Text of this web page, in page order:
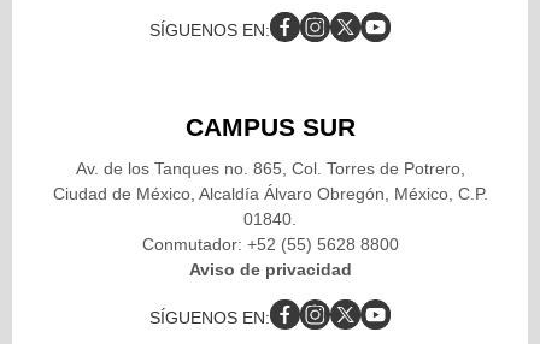
SÍGUENOS EN:
CAMPUS SUR
Av. de los Tanques no. 865, Col. Torres de Potrero,
Ciudad de México, Alcaldía Álvaro Obregón, México, C.P.
01840.
Conmutador: +52 (55) 5628 8800
Aviso de privacidad
SÍGUENOS EN: